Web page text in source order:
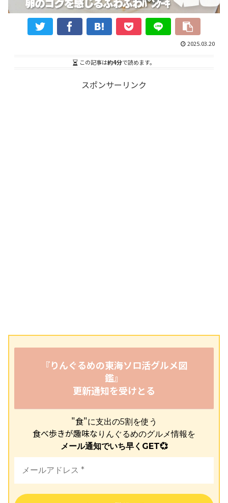
2025.03.20
この記事は約4分で読めます。
スポンサーリンク
『りんぐるめの東海ソロ活グルメ図
鑑』
更新通知を受けとる
"食"に支出の5割を使う
食べ歩きが趣味な りんぐるめのグルメ情報を
メール通知でいち早くGET💞